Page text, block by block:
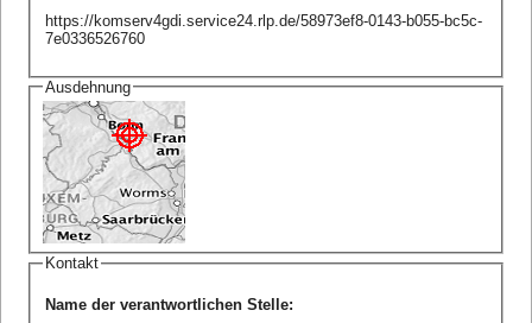
https://komserv4gdi.service24.rlp.de/58973ef8-0143-b055-bc5c-
7e0336526760
Ausdehnung
Kontakt
Name der verantwortlichen Stelle: